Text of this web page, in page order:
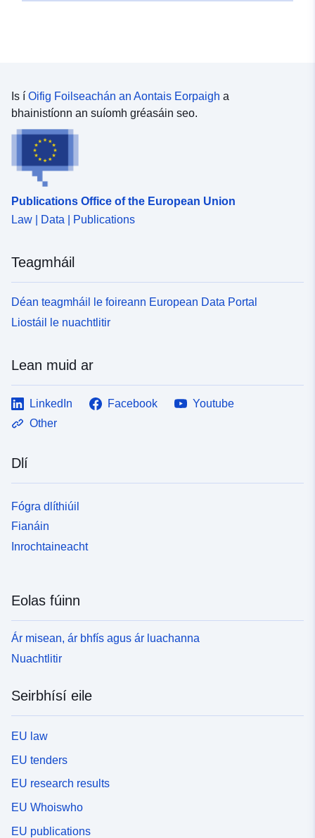
Tá sé de réir:
Acmhainn:
http://data.europa.eu/eli/reg/2009/
uriRef:
Is í Oifig Foilseachán an Aontais Eorpaigh a
bhainistíonn an suíomh gréasáin seo.
Publications Office of the European Union
Law | Data | Publications
Teagmháil
Déan teagmháil le foireann European Data Portal
Liostáil le nuachtlitir
Lean muid ar
LinkedIn Facebook
Youtube
Other
Dlí
Fógra dlíthiúil
Fianáin
Inrochtaineacht
Eolas fúinn
Ár misean, ár bhfís agus ár luachanna
Nuachtlitir
Seirbhísí eile
EU law
EU tenders
EU research results
EU Whoiswho
EU publications